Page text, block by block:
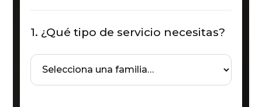
1. ¿Qué tipo de servicio necesitas?